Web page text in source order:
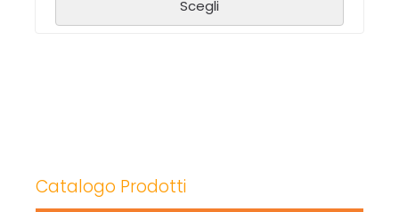
Scegli
Catalogo Prodotti